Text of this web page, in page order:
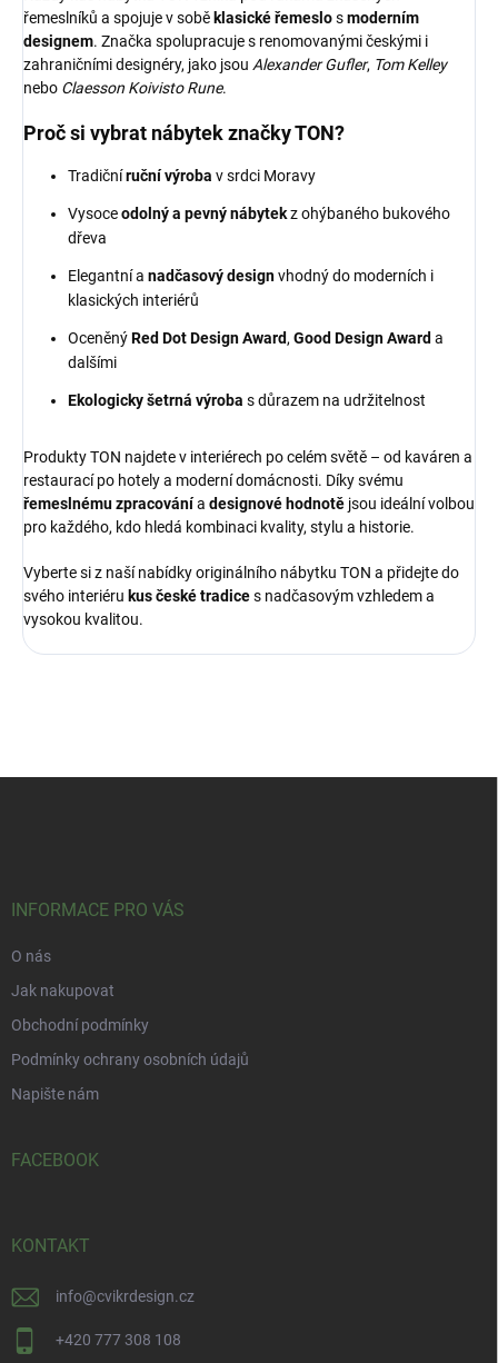
řemeslníků a spojuje v sobě klasické řemeslosmoderním
designem. Značka spolupracuje s renomovanými českými i
zahraničními designéry, jako jsou Alexander Gufler, Tom Kelley
nebo Claesson Koivisto Rune.
Proč si vybrat nábytek značky TON?
Tradičníruční výroba v srdci Moravy
Vysoceodolný a pevný nábytekz ohýbaného bukového
dřeva
Elegantní a nadčasový designvhodný do moderních i
klasických interiérů
OceněnýRed Dot Design Award, Good Design Award a
dalšími
Ekologicky šetrná výroba s důrazem na udržitelnost
Produkty TON najdete v interiérech po celém světě – od kaváren a
restaurací po hotely a moderní domácnosti. Díky svému
řemeslnému zpracovánía designové hodnotě jsou ideální volbou
pro každého, kdo hledá kombinaci kvality, stylu a historie.
Vyberte si z naší nabídky originálního nábytku TON a přidejte do
svého interiéru kus české tradices nadčasovým vzhledem a
vysokou kvalitou.
INFORMACE PRO VÁS
O nás
Jak nakupovat
Obchodní podmínky
Podmínky ochrany osobních údajů
Napište nám
FACEBOOK
KONTAKT
info@cvikrdesign.cz
+420 777 308 108